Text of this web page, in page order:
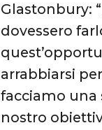
Glastonbury:
dovessero
arrabbiarsi
facciamo una
nostro